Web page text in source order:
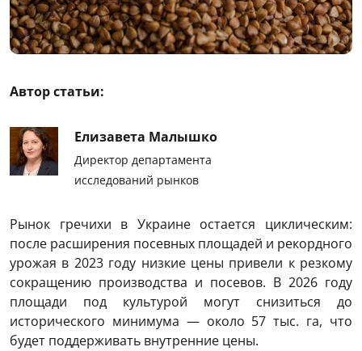
Автор статьи:
Елизавета Малышко
Директор департамента
исследований рынков
Рынок гречихи в Украине остается циклическим:
после расширения посевных площадей и рекордного
урожая в 2023 году низкие цены привели к резкому
сокращению производства и посевов. В 2026 году
площади под культурой могут снизиться до
исторического минимума — около 57 тыс. га, что
будет поддерживать внутренние цены.